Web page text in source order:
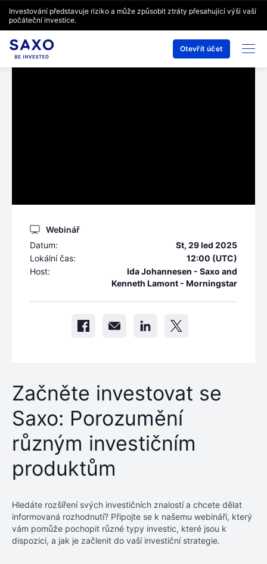
Investování představuje riziko a může způsobit ztráty přesahující výši vaší
počáteční investice.
Otevřít účet
Webinář
Datum:
St, 29 led 2025
Lokální čas:
12:00 (UTC)
Host:
Ida Johannesen - Saxo and
Kenneth Lamont - Morningstar
Začněte investovat se
Saxo: Porozumění
různým investičním
produktům
Hledáte rozšíření svých investičních znalostí a chcete dělat
informovaná rozhodnutí? Připojte se k našemu webináři, který
vám pomůže pochopit různé typy investic, které jsou k
dispozici, a jak je začlenit do vaší investiční strategie.